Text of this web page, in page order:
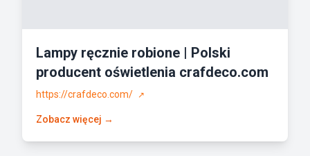
Lampy ręcznie robione | Polski
producent oświetlenia crafdeco.com
https://crafdeco.com/ ↗
Zobacz więcej →